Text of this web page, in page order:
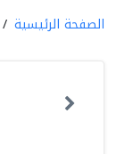
الصفحة الرئيسية